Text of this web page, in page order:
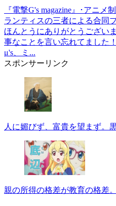
『電撃G's magazine』･アニ
ランティスの三者による合同
ほんとうにありがとうござい
事なことを言い忘れてました
μ's、ミ...
スポンサーリンク
人に媚びず、富貴を望まず。
親の所得の格差が教育の格差